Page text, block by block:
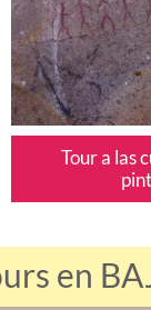
Tour a las
en